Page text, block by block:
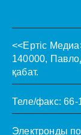
<<Ертіс
140000,
қабат.
Теле/факс: 66-
Электронды